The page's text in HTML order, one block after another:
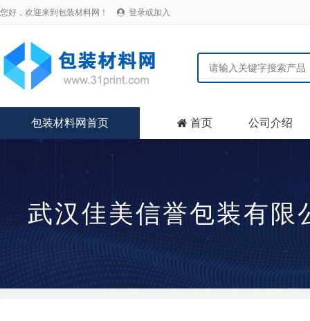
您好，欢迎来到包装材料网！  登录或加入
包装材料网首页  首页 公司介绍
武汉佳美信誉包装有限